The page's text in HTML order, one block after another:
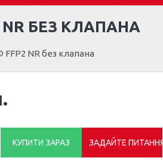
NR без клапана
БЕЗ КЛАПАНА
КУПИТИ ЗАРАЗ ЗАДАЙТЕ ПИТАННЯ